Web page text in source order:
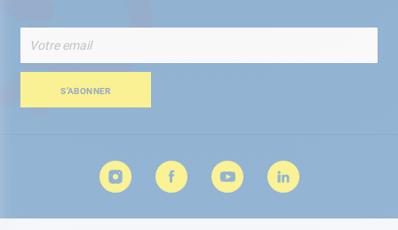
alla
nostra
Newsletter:S’ABONNER